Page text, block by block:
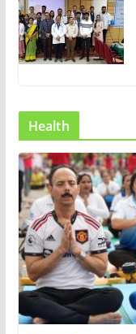
Health